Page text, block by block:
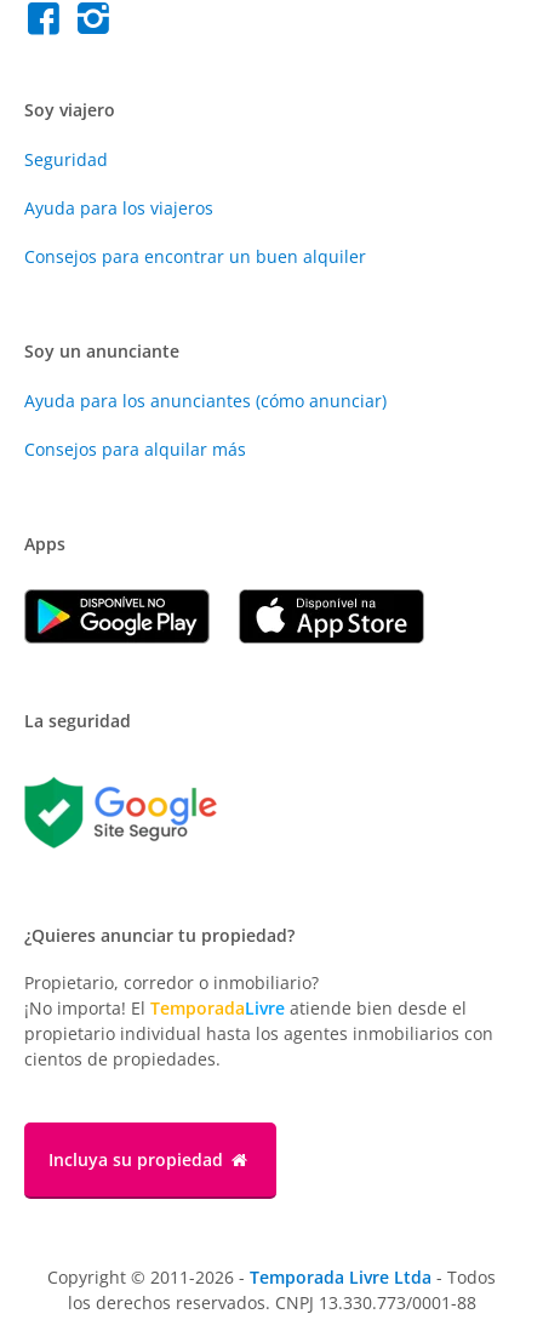
Soy viajero
Seguridad
Ayuda para los viajeros
Consejos para encontrar un buen alquiler
Soy un anunciante
Ayuda para los anunciantes (cómo anunciar)
Consejos para alquilar más
Apps
La seguridad
¿Quieres anunciar tu propiedad?
Propietario, corredor o inmobiliario?
¡No importa! El TemporadaLivre atiende bien desde el
propietario individual hasta los agentes inmobiliarios con
cientos de propiedades.
Incluya su propiedad
Copyright © 2011-2026 - Temporada Livre Ltda - Todos
los derechos reservados. CNPJ 13.330.773/0001-88